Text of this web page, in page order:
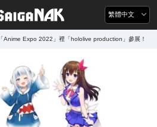
繁體中文
Anime Expo 2022」裡「hololive production」參展！